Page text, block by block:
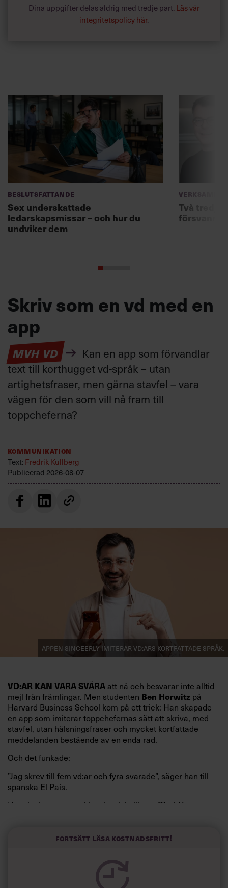
Dina uppgifter delas aldrig med tredje part. Läs vår
integritetspolicy här.
Beslutsfattande
Sex underskattade
ledarskapsmissar – och hur du
undviker dem
Två
försvann
Skriv som en vd med en
app
MVH VD
Kan en app som förvandlar
text till korthugget vd-språk – utan
artighetsfraser, men gärna stavfel – vara
vägen för den som vill nå fram till
toppcheferna?
Kommunikation
Text:Fredrik Kullberg
Publicerad 2026-08-07
Appen Sinceerly imiterar vd:ars kortfattade språk.
VD:AR KAN VARA SVÅRAatt nå och besvarar inte alltid
mejl från främlingar. Men studenten Ben Horwitz på
Harvard Business School kom på ett trick: Han skapade
en app som imiterar toppchefernas sätt att skriva, med
stavfel, utan hälsningsfraser och mycket kortfattade
meddelanden bestående av en enda rad.
Och det funkade:
”Jag skrev till fem vd:ar och fyra svarade”, säger han till
spanska El País.
Horwitz har nu utvecklat sitt trick till en affärsidé: appen
kortfattat slarviga vd-stilen.
Fortsätt läsa kostnadsfritt!